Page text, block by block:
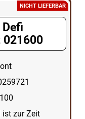
NICHT LIEFERBAR
021600